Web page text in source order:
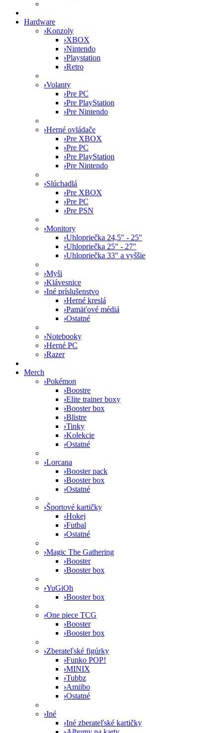
Hardware
›Konzoly
›XBOX
›Nintendo
›Playstation
›Retro
›Volanty
›Pre PC
›Pre PlayStation
›Pre Nintendo
›Herné ovládače
›Pre XBOX
›Pre PC
›Pre PlayStation
›Pre Nintendo
›Slúchadlá
›Pre XBOX
›Pre PC
›Pre PSN
›Monitory
›Uhlopriečka 24,5" - 25"
›Uhlopriečka 25" - 27"
›Uhlopriečka 33" a vyššie
›Myši
›Klávesnice
›Iné príslušenstvo
›Herné kreslá
›Pamäťové médiá
›Ostatné
›Notebooky
›Herné PC
›Razer
Merch
›Pokémon
›Boostre
›Elite trainer boxy
›Booster box
›Blistre
›Tinky
›Kolekcie
›Ostatné
›Lorcana
›Booster pack
›Booster box
›Ostatné
›Športové kartičky
›Hokej
›Futbal
›Ostatné
›Magic The Gathering
›Booster
›Booster box
›YuGiOh
›Booster box
›One piece TCG
›Booster
›Booster box
›Zberateľské figúrky
›Funko POP!
›MINIX
›Tubbz
›Amiibo
›Ostatné
›Iné
›Iné zberateľské kartičky